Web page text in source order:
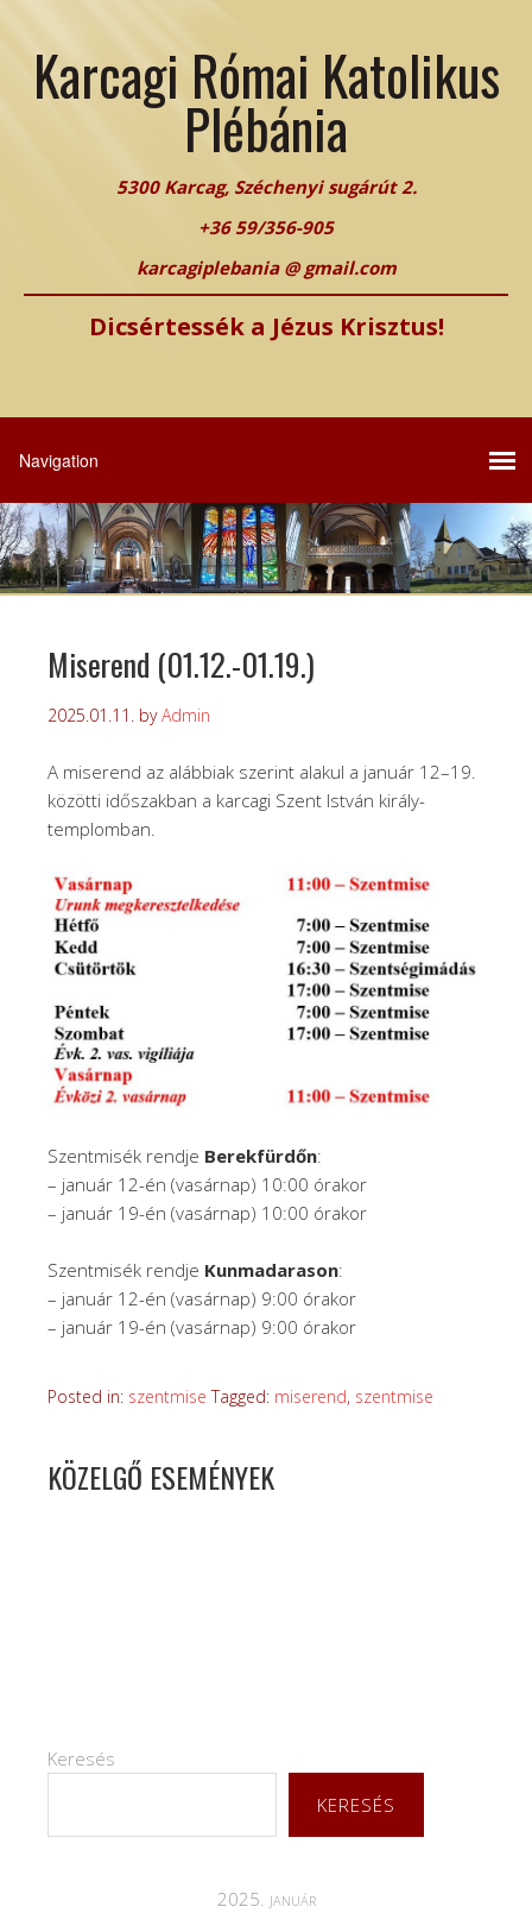
Karcagi Római Katolikus
Plébánia
5300 Karcag, Széchenyi sugárút 2.
+36 59/356-905
karcagiplebania @ gmail.com
Dicsértessék a Jézus Krisztus!
Miserend (01.12.-01.19.)
2025.01.11. byAdmin
A miserend az alábbiak szerint alakul a január 12–19.
közötti időszakban a karcagi Szent István király-
templomban.
Szentmisék rendje Berekfürdőn:
– január 12-én (vasárnap) 10:00 órakor
– január 19-én (vasárnap) 10:00 órakor
Szentmisék rendje Kunmadarason:
– január 12-én (vasárnap) 9:00 órakor
– január 19-én (vasárnap) 9:00 órakor
Posted in: szentmise Tagged: miserend, szentmise
KÖZELGŐ ESEMÉNYEK
Keresés
KERESÉS
2025. január